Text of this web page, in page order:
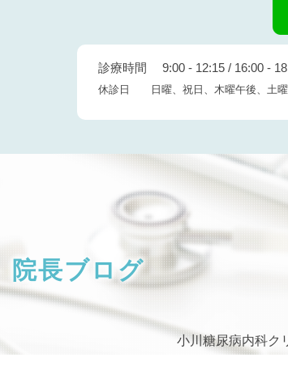
診療時間 9:00 - 12:15 / 16:00 -
休診日 日曜、祝日、木曜午後、土曜
院長ブログ
小川糖尿病内科ク